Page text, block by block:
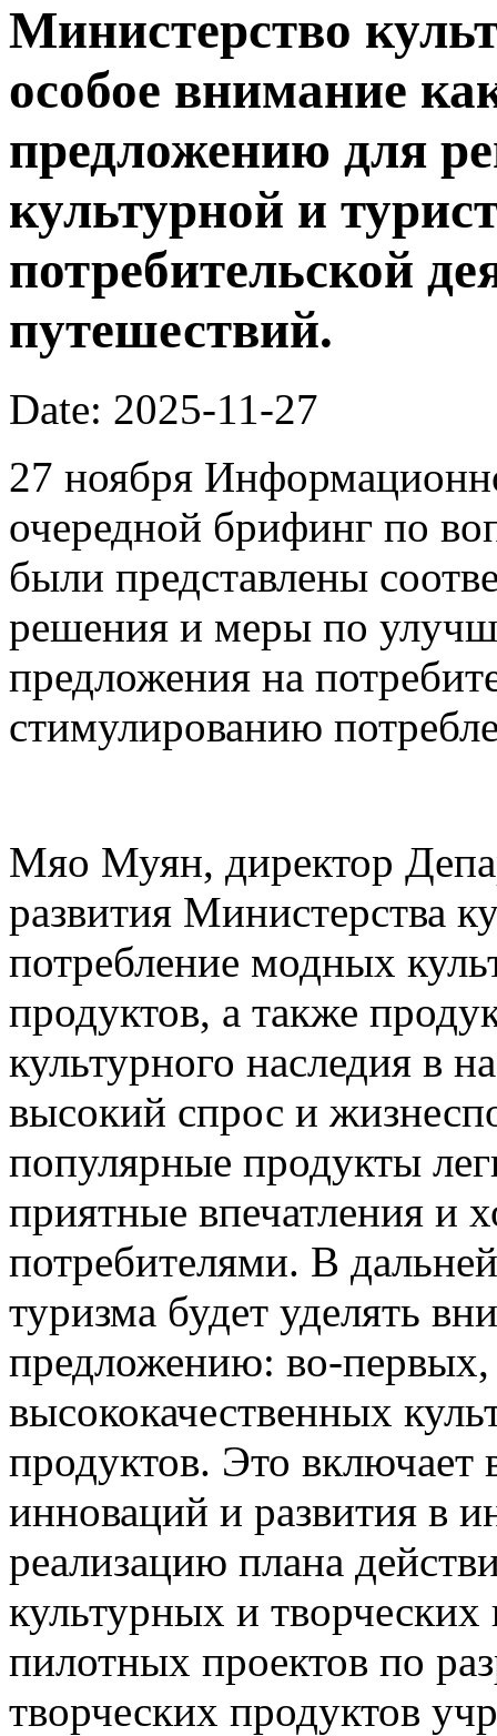
Министерство
особое внимание
предложению для
культурной и
потребительской
путешествий.
Date: 2025-11-27
27 ноября
очередной брифинг по
были представлены
решения и меры по
предложения на
стимулированию
Мяо Муян, директор
развития Министерства
потребление модных
продуктов, а также
культурного наследия в
высокий спрос и
популярные продукты
приятные впечатления и
потребителями. В
туризма будет уделять
предложению: во-первых,
высококачественных
продуктов. Это включает
инноваций и развития в
реализацию плана
культурных и
пилотных проектов по
творческих продуктов